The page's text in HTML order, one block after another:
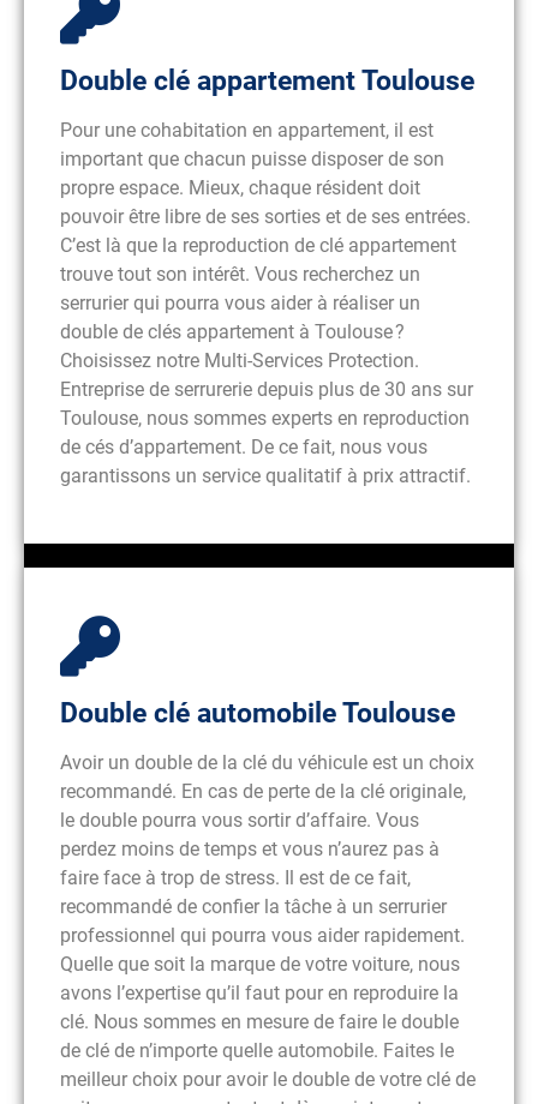
Double clé appartement Toulouse
Pour une cohabitation en appartement, il est
important que chacun puisse disposer de son
propre espace. Mieux, chaque résident doit
pouvoir être libre de ses sorties et de ses entrées.
C’est là que la reproduction de clé appartement
trouve tout son intérêt. Vous recherchez un
serrurier qui pourra vous aider à réaliser un
double de clés appartement à Toulouse ?
Choisissez notre Multi-Services Protection.
Entreprise de serrurerie depuis plus de 30 ans sur
Toulouse, nous sommes experts en reproduction
de cés d’appartement. De ce fait, nous vous
garantissons un service qualitatif à prix attractif.
Double clé automobile Toulouse
Avoir un double de la clé du véhicule est un choix
recommandé. En cas de perte de la clé originale,
le double pourra vous sortir d’affaire. Vous
perdez moins de temps et vous n’aurez pas à
faire face à trop de stress. Il est de ce fait,
recommandé de confier la tâche à un serrurier
professionnel qui pourra vous aider rapidement.
Quelle que soit la marque de votre voiture, nous
avons l’expertise qu’il faut pour en reproduire la
clé. Nous sommes en mesure de faire le double
de clé de n’importe quelle automobile. Faites le
meilleur choix pour avoir le double de votre clé de